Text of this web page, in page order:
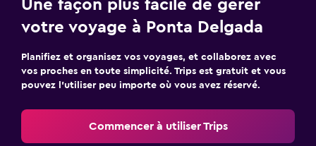
Une façon plus facile de gérer
votre voyage à Ponta Delgada
Planifiez et organisez vos voyages, et collaborez avec
vos proches en toute simplicité. Trips est gratuit et vous
pouvez l’utiliser peu importe où vous avez réservé.
Commencer à utiliser Trips